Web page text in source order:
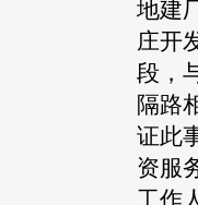
地建
庄开
段，
隔路
证此
资服
工作